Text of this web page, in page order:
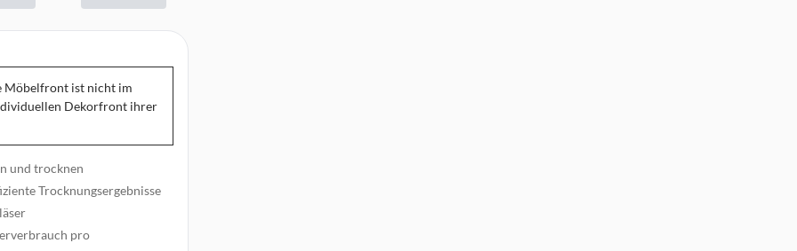
Möbelfront ist nicht im
Dekorfront ihrer
und trocknen
Trocknungsergebnisse
pro